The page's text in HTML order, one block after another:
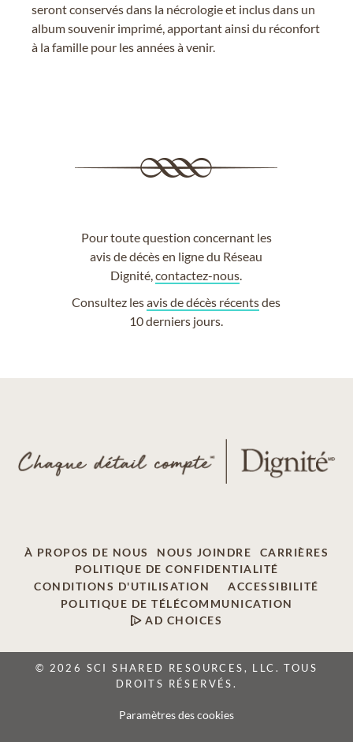
seront conservés dans la nécrologie et inclus dans un
album souvenir imprimé, apportant ainsi du réconfort
à la famille pour les années à venir.
Pour toute question concernant les
avis de décès en ligne du Réseau
Dignité,contactez-nous
Consultez lesavis de décès récentsdes
10 derniers jours.
À PROPOS DE NOUS NOUS JOINDRE
CARRIÈRES
POLITIQUE DE CONFIDENTIALITÉ
CONDITIONS D'UTILISATION
ACCESSIBILITÉ
POLITIQUE DE TÉLÉCOMMUNICATION
AD CHOICES
© 2026 SCI SHARED RESOURCES, LLC. TOUS
DROITS RÉSERVÉS.
Paramètres des cookies